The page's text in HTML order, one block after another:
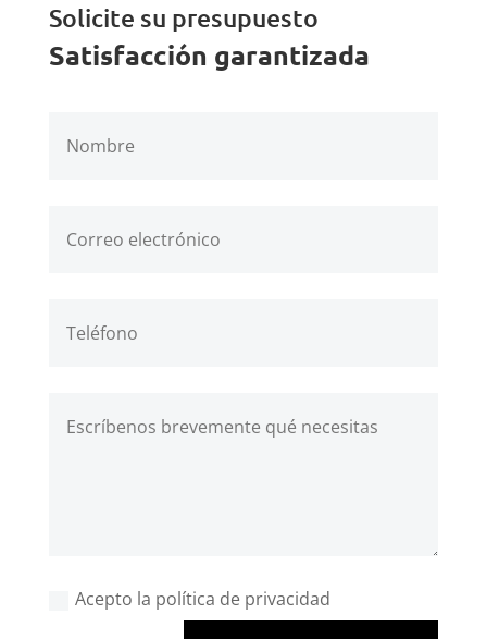
Solicite su presupuesto
Satisfacción garantizada
Acepto la política de privacidad